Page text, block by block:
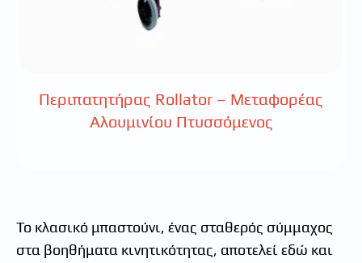
Περιπατητήρας Rollator – Μεταφορέας
Αλουμινίου Πτυσσόμενος
Το κλασικό μπαστούνι, ένας σταθερός σύμμαχος
στα βοηθήματα κινητικότητας, αποτελεί εδώ και